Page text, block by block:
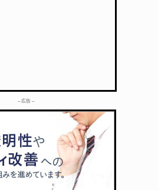
– 広告 –